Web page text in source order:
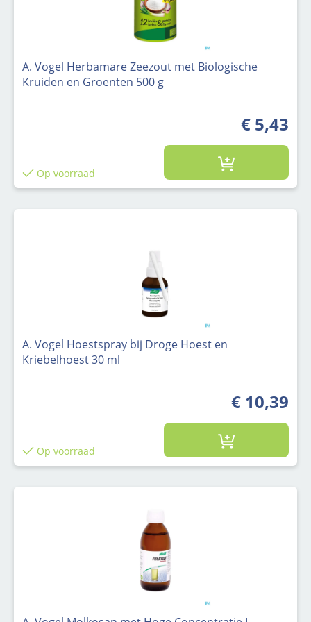
A. Vogel Herbamare Zeezout met Biologische
Kruiden en Groenten 500 g
€ 5,43
Op voorraad
A. Vogel Hoestspray bij Droge Hoest en
Kriebelhoest 30 ml
€ 10,39
Op voorraad